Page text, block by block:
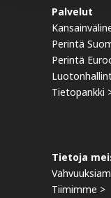
Palvelut
Perintä
Perintä
Tietopankki
Tietoja
Tiimimme >